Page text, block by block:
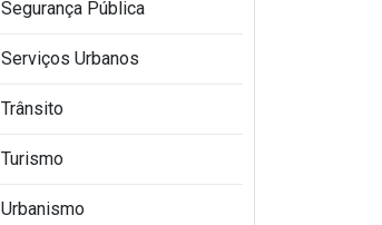
Segurança Pública
Serviços Urbanos
Trânsito
Turismo
Urbanismo